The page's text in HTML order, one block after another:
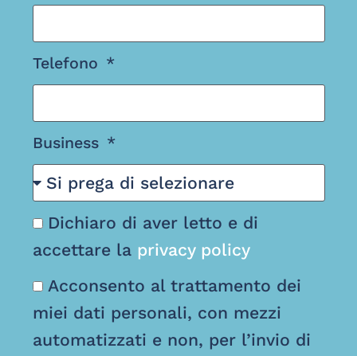
Telefono
Business
Dichiaro di aver letto e di
accettare la privacy policy
Acconsento al trattamento dei
miei dati personali, con mezzi
automatizzati e non, per l’invio di